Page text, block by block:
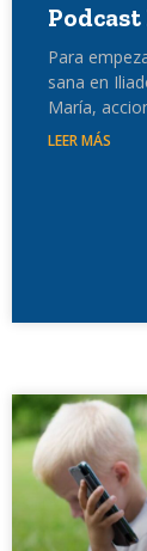
Para
sana en
María,
LEER MÁS